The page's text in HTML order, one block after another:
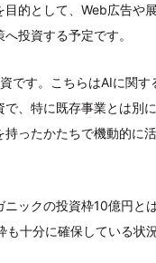
目的として、Web広告や
投資する予定です。
です。こちらはAIに関す
で、特に既存事業とは別
持ったかたちで機動的に
ニックの投資枠10億円と
も十分に確保している状況